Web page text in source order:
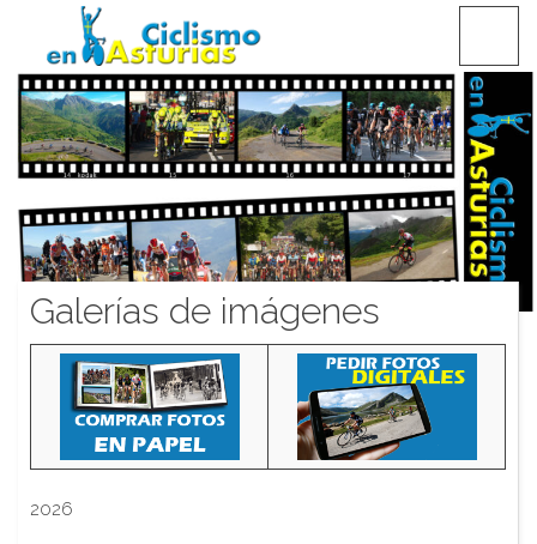
CICLISMO EN ASTURIAS
Galerías de imágenes
2026